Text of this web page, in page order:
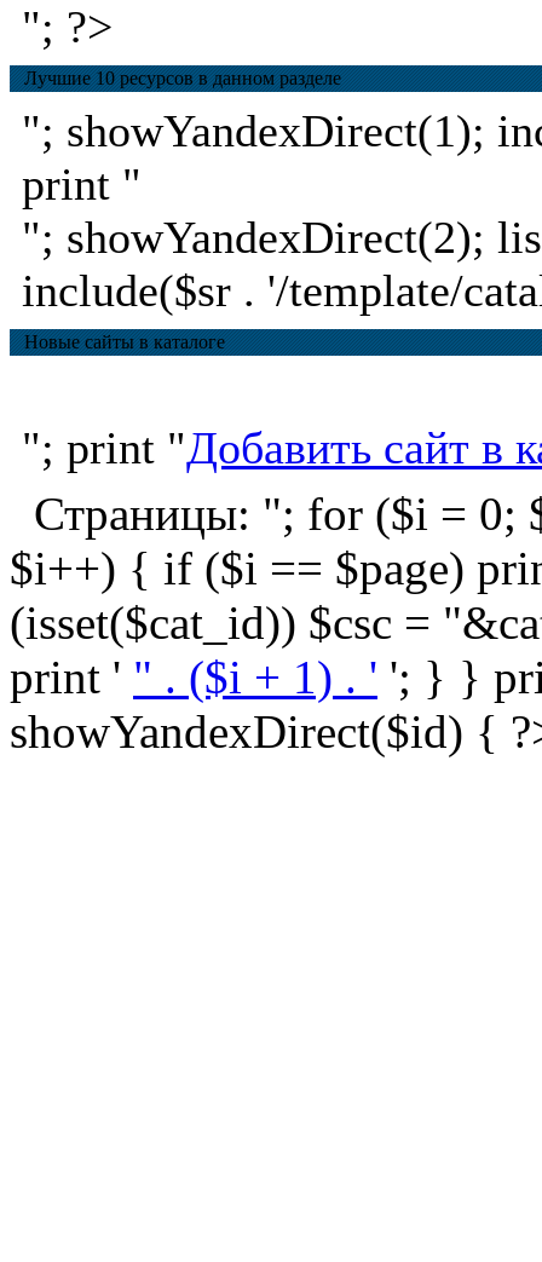
"; ?>
Лучшие 10 ресурсов в данном разделе
"; showYandexDirect(1);
print "
"; showYandexDirect(2);
include($sr . '/template/
Новые сайты в каталоге
"; print "Добавить сайт в
Страницы: "; for ($i = 0;
$i++) { if ($i == $page)
(isset($cat_id)) $csc =
print ' " . ($i + 1) . ' '; } }
showYandexDirect($id) {